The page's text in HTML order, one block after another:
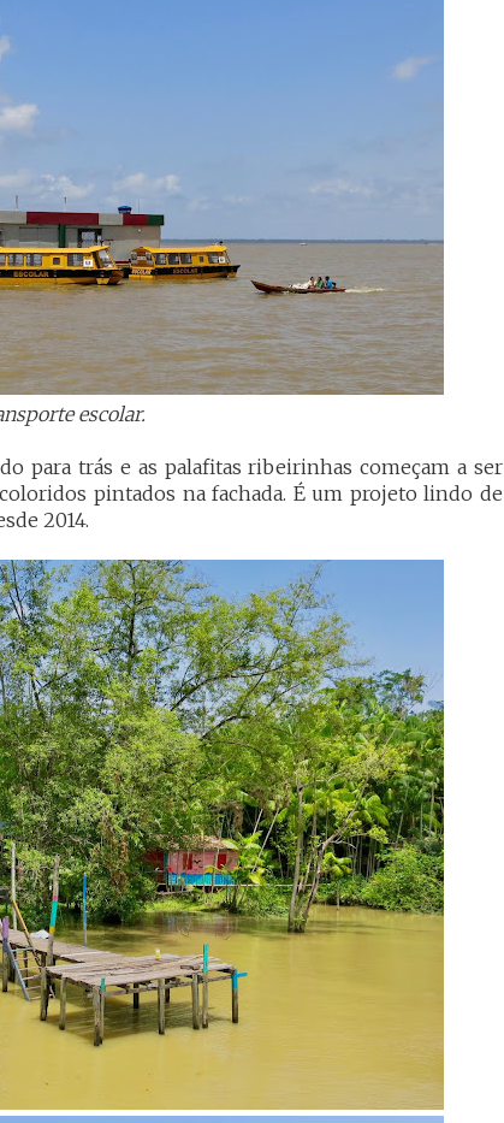
escolar.
para trás e as palafitas ribeirinhas começam a ser
pintados na fachada. É um projeto lindo de
2014.